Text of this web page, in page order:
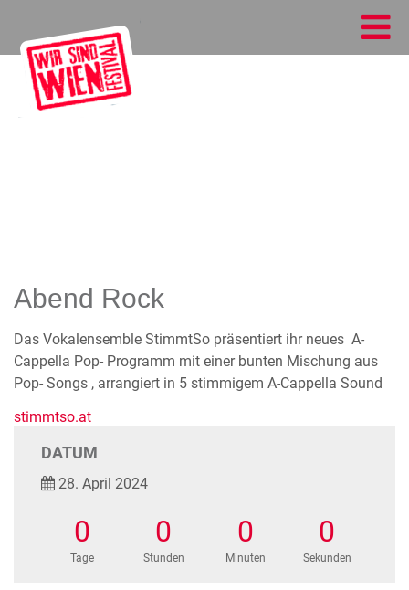
Abend Rock
Das Vokalensemble StimmtSo präsentiert ihr neues A-
Cappella Pop- Programm mit einer bunten Mischung aus
Pop- Songs , arrangiert in 5 stimmigem A-Cappella Sound
stimmtso.at
DATUM
28. April 2024
0
Tage
0
Stunden
0
Minuten
0
Sekunden